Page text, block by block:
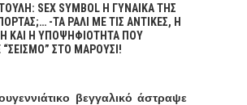
SEX SYMBOL Η ΓΥΝΑΙΚΑ ΤΗΣ
-ΤΑ ΡΑΛΙ ΜΕ ΤΙΣ ΑΝΤΙΚΕΣ, Η
ΚΑΙ Η ΥΠΟΨΗΦΙΟΤΗΤΑ ΠΟΥ
ΣΤΟ ΜΑΡΟΥΣΙ!
βεγγαλικό άστραψε